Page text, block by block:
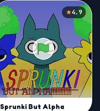
4.9
Sprunki But Alpha